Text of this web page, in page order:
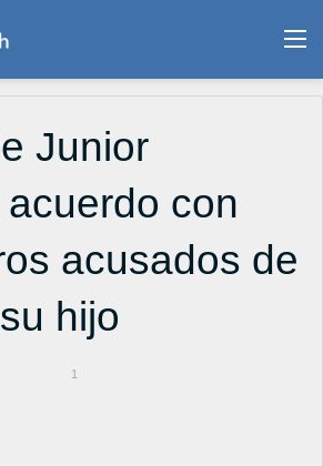
Junior
con
acusados de
hijo
1